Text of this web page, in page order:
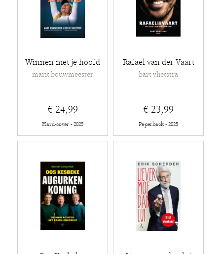
Winnen met je hoofd
marit bouwmeester
€ 24,99
Hard-cover - 2025
Rafael van der Vaart
bart vlietstra
€ 23,99
Paperback - 2025